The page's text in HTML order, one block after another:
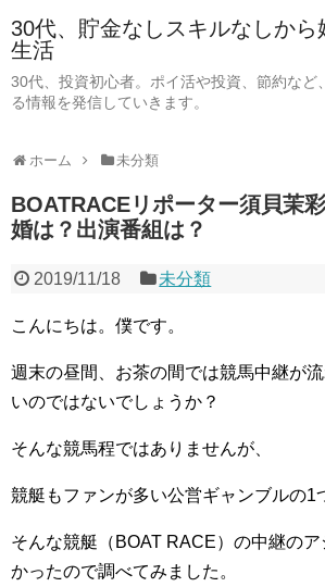
30代、貯金なしスキルなしから
生活
30代、投資初心者。ポイ活や投資、節約など
る情報を発信していきます。
ホーム 未分類
BOATRACEリポーター須貝茉
婚は？出演番組は？
2019/11/18 未分類
こんにちは。僕です。
週末の昼間、お茶の間では競馬中継が
いのではないでしょうか？
そんな競馬程ではありませんが、
競艇もファンが多い公営ギャンブルの1
そんな競艇（BOAT RACE）の中継の
かったので調べてみました。